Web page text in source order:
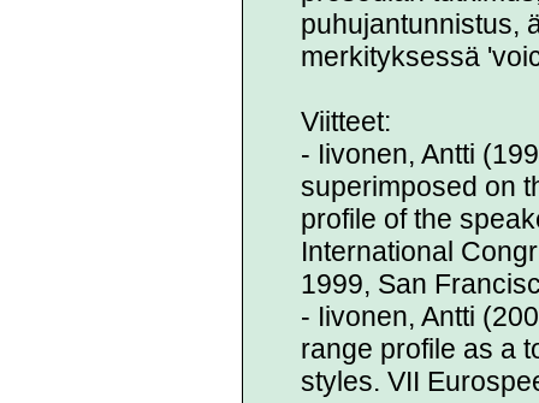
puhujantunnistus,
merkityksessä
Viitteet:
- Iivonen, Antti
superimposed on
profile of the
International
1999, San
- Iivonen, Antti
range profile as a
styles. VII